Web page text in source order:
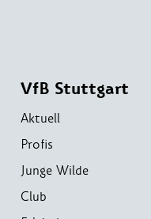
VfB Stuttgart
Aktuell
Profis
Junge Wilde
Club